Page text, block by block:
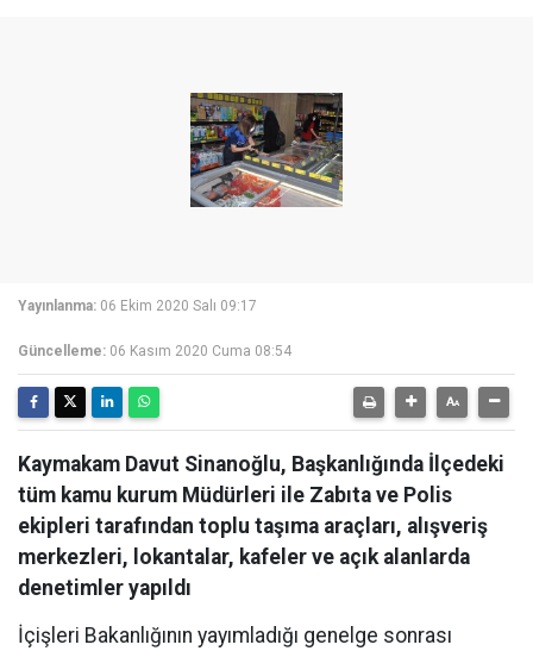
Yayınlanma: 06 Ekim 2020 Salı 09:17
Güncelleme: 06 Kasım 2020 Cuma 08:54
Kaymakam Davut Sinanoğlu, Başkanlığında İlçedeki
tüm kamu kurum Müdürleri ile Zabıta ve Polis
ekipleri tarafından toplu taşıma araçları, alışveriş
merkezleri, lokantalar, kafeler ve açık alanlarda
denetimler yapıldı
İçişleri Bakanlığının yayımladığı genelge sonrası